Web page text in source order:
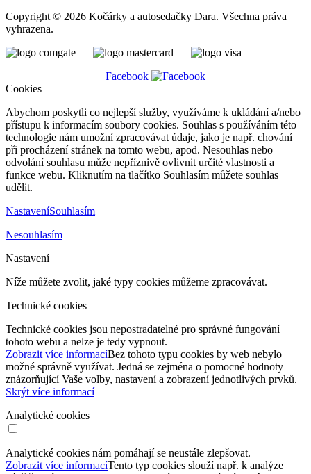
Copyright © 2026 Kočárky a autosedačky Dara. Všechna práva
vyhrazena.
Facebook
Cookies
Abychom poskytli co nejlepší služby, využíváme k ukládání a/nebo
přístupu k informacím soubory cookies. Souhlas s používáním této
technologie nám umožní zpracovávat údaje, jako je např. chování
při procházení stránek na tomto webu, apod. Nesouhlas nebo
odvolání souhlasu může nepříznivě ovlivnit určité vlastnosti a
funkce webu. Kliknutím na tlačítko Souhlasím můžete souhlas
udělit.
NastaveníSouhlasím
Nesouhlasím
Nastavení
Níže můžete zvolit, jaké typy cookies můžeme zpracovávat.
Technické cookies
Technické cookies jsou nepostradatelné pro správné fungování
tohoto webu a nelze je tedy vypnout.
Zobrazit více informacíBez tohoto typu cookies by web nebylo
možné správně využívat. Jedná se zejména o pomocné hodnoty
znázorňující Vaše volby, nastavení a zobrazení jednotlivých prvků.
Skrýt více informací
Analytické cookies
Analytické cookies nám pomáhají se neustále zlepšovat.
Zobrazit více informacíTento typ cookies slouží např. k analýze